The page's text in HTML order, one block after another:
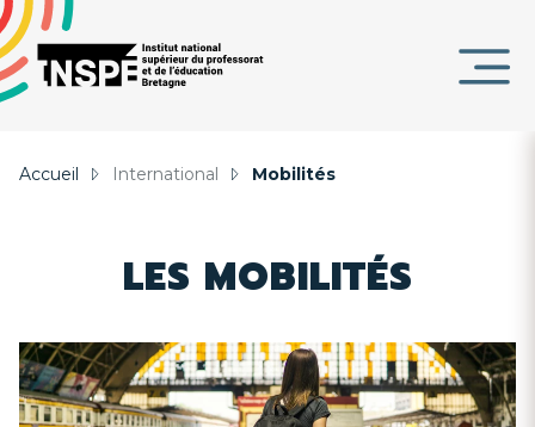
au
contenu
principal
d'Ariane
Accueil International Mobilités
LES MOBILITÉS
DE
Panneau de gestion des cookies